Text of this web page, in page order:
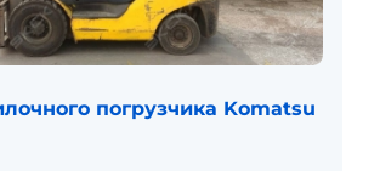
погрузчика Komatsu